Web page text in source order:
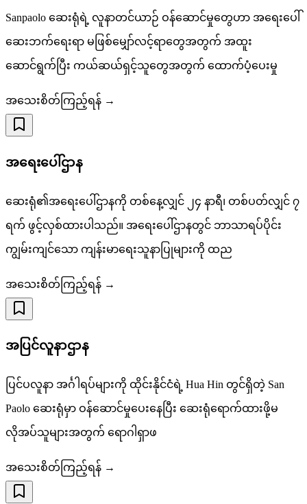
Sanpaolo ဆေးရုံရဲ့ လူနာတင်ယာဉ် ဝန်ဆောင်မှုတွေဟာ အရေးပေါ်
ဆေးဘက်ရေးရာ မဖြစ်မျှော်လင့်ရာတွေအတွက် အထူး
ဆောင်ရွက်ပြီး ကယ်ဆယ်ရှင့်သူတွေအတွက် ထောက်ပံ့ပေးမှု
အသေးစိတ်ကြည့်ရန် →
အရေးပေါ်ဌာန
ဆေးရုံ၏အရေးပေါ်ဌာနကို တစ်နေ့လျှင် ၂၄ နာရီ၊ တစ်ပတ်လျှင် ၇
ရက် ဖွင့်လှစ်ထားပါသည်။ အရေးပေါ်ဌာနတွင် ဘာသာရပ်ပိုင်း
ကျွမ်းကျင်သော ကျန်းမာရေးသူနာပြုများကို ထည
အသေးစိတ်ကြည့်ရန် →
အပြင်လူနာဌာန
ပြင်ပလူနာ အင်္ဂါရပ်များကို ထိုင်းနိုင်ငံရဲ့ Hua Hin တွင်ရှိတဲ့ San
Paolo ဆေးရုံမှာ ဝန်ဆောင်မှုပေးနေပြီး ဆေးရုံရောက်ထားဖို့မ
လိုအပ်သူများအတွက် ရောဂါရှာဖ
အသေးစိတ်ကြည့်ရန် →